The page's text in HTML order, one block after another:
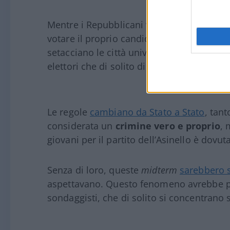
Mentre i Repubblicani vanno ancora a
votare il proprio candidato, squadre di
setacciano le città universitarie per
elettori che di solito diserta le urne.
Le regole cambiano da Stato a Stato,
considerata un crimine vero e proprio,
giovani per il partito dell’Asinello è
Senza di loro, queste midterm sarebbero
aspettavano. Questo fenomeno
sondaggisti, che di solito si concentrano